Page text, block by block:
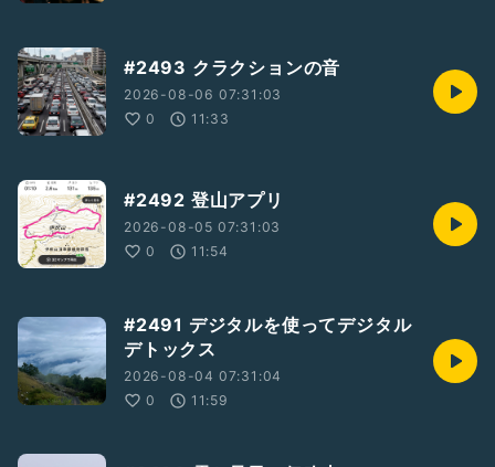
#2493 クラクションの音
2026-08-06 07:31:03
0
11:33
#2492 登山アプリ
2026-08-05 07:31:03
0
11:54
#2491 デジタルを使ってデジタル
デトックス
2026-08-04 07:31:04
0
11:59